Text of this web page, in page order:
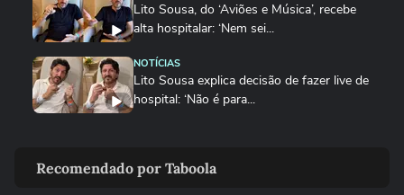
Lito Sousa, do ‘Aviões e Música’, recebe
alta hospitalar: ‘Nem sei...
NOTÍCIAS
Lito Sousa explica decisão de fazer live de
hospital: ‘Não é para...
recuperação após ser...
Recomendado por Taboola